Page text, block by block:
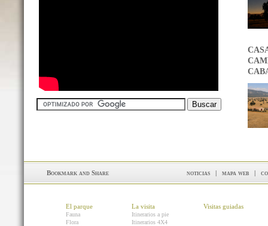
noticias | mapa web |
El parque
Fauna
Flora
La visita
Itinerarios a pie
Itinerarios 4X4
Visitas guiadas